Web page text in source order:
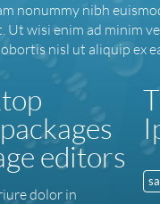
nonummy nibh
Ut wisi enim ad minim
nisl ut aliquip ex
editors
dolor in